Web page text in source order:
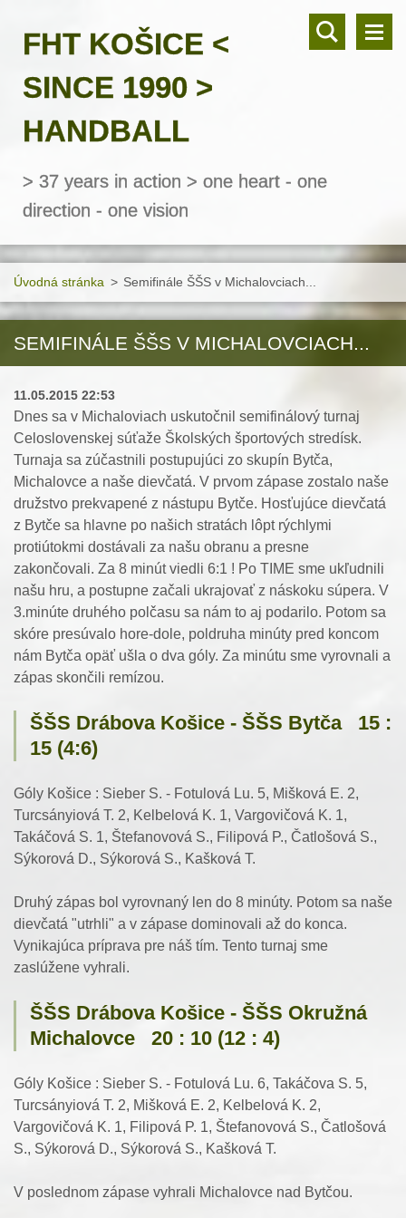
FHT KOŠICE <
SINCE 1990 >
HANDBALL
> 37 years in action > one heart - one
direction - one vision
Úvodná stránka > Semifinále ŠŠS v Michalovciach...
SEMIFINÁLE ŠŠS V MICHALOVCIACH...
11.05.2015 22:53
Dnes sa v Michaloviach uskutočnil semifinálový turnaj
Celoslovenskej súťaže Školských športových stredísk.
Turnaja sa zúčastnili postupujúci zo skupín Bytča,
Michalovce a naše dievčatá. V prvom zápase zostalo naše
družstvo prekvapené z nástupu Bytče. Hosťujúce dievčatá
z Bytče sa hlavne po našich stratách lôpt rýchlymi
protiútokmi dostávali za našu obranu a presne
zakončovali. Za 8 minút viedli 6:1 ! Po TIME sme ukľudnili
našu hru, a postupne začali ukrajovať z náskoku súpera. V
3.minúte druhého polčasu sa nám to aj podarilo. Potom sa
skóre presúvalo hore-dole, poldruha minúty pred koncom
nám Bytča opäť ušla o dva góly. Za minútu sme vyrovnali a
zápas skončili remízou.
ŠŠS Drábova Košice - ŠŠS Bytča 15 :
15 (4:6)
Góly Košice : Sieber S. - Fotulová Lu. 5, Mišková E. 2,
Turcsányiová T. 2, Kelbelová K. 1, Vargovičová K. 1,
Takáčová S. 1, Štefanovová S., Filipová P., Čatlošová S.,
Sýkorová D., Sýkorová S., Kašková T.
Druhý zápas bol vyrovnaný len do 8 minúty. Potom sa naše
dievčatá "utrhli" a v zápase dominovali až do konca.
Vynikajúca príprava pre náš tím. Tento turnaj sme
zaslúžene vyhrali.
ŠŠS Drábova Košice - ŠŠS Okružná
Michalovce 20 : 10 (12 : 4)
Góly Košice : Sieber S. - Fotulová Lu. 6, Takáčova S. 5,
Turcsányiová T. 2, Mišková E. 2, Kelbelová K. 2,
Vargovičová K. 1, Filipová P. 1, Štefanovová S., Čatlošová
S., Sýkorová D., Sýkorová S., Kašková T.
V poslednom zápase vyhrali Michalovce nad Bytčou.